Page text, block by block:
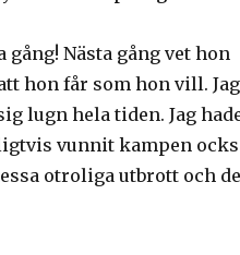
gång! Nästa gång vet hon
hon får som hon vill. Jag
lugn hela tiden. Jag
vunnit kampen
otroliga utbrott och